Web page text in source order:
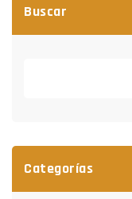
Buscar
Categorías